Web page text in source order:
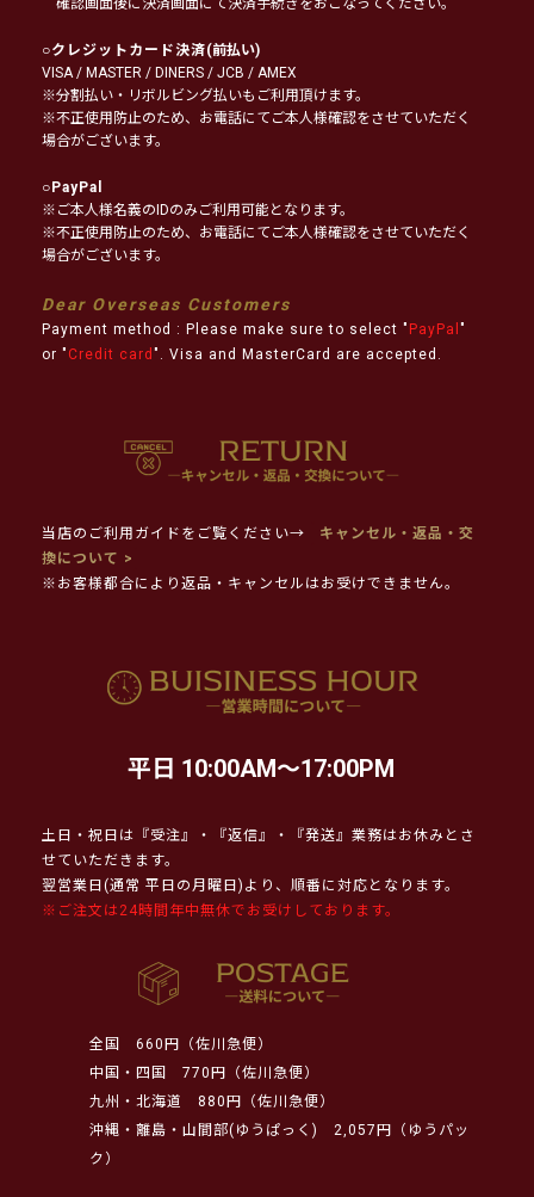
○クレジットカード決済(前払い)
VISA / MASTER / DINERS / JCB / AMEX
※分割払い・リボルビング払いもご利用頂けます。
※不正使用防止のため、お電話にてご本人様確認をさせていただく
場合がございます。
○PayPal
※ご本人様名義のIDのみご利用可能となります。
※不正使用防止のため、お電話にてご本人様確認をさせていただく
場合がございます。
Dear Overseas Customers
Payment method : Please make sure to select " PayPal "
or " Credit card ". Visa and MasterCard are accepted.
当店のご利用ガイドをご覧ください→
キャンセル・返品・交
換について >
※お客様都合により返品・キャンセルはお受けできません。
平日 10:00AM～17:00PM
土日・祝日は『受注』・『返信』・『発送』業務はお休みとさ
せていただきます。
翌営業日(通常 平日の月曜日)より、順番に対応となります。
※ご注文は24時間年中無休でお受けしております。
全国
660円（佐川急便）
中国・四国
770円（佐川急便）
九州・北海道
880円（佐川急便）
沖縄・離島・山間部(ゆうぱっく)
2,057円（ゆうパッ
ク）